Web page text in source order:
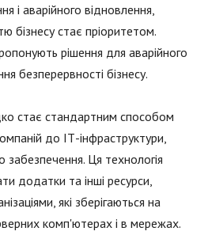
і аварійного відновлення,
бізнесу стає пріоритетом.
рішення для аварійного
безперервності бізнесу.
стає стандартним способом
до ІТ-інфраструктури,
забезпечення. Ця технологія
додатки та інші ресурси,
які зберігаються на
комп'ютерах і в мережах.